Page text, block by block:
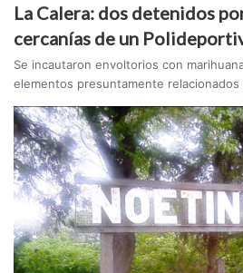
La Calera: dos detenidos
cercanías de un
Se incautaron envoltorios con
elementos presuntamente relacionados